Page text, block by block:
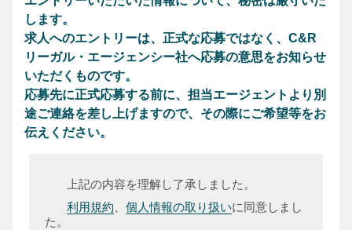
します。
求人へのエントリーは、正式な応募ではなく、C&R
リーガル・エージェンシー社へ応募の意思をお知らせ
いただくものです。
応募先に正式応募する前に、担当エージェントより別
途ご連絡を差し上げますので、その際にご希望等をお
伝えください。
上記の内容を理解し了承しました。
利用規約
個人情報の取り扱いに同意しまし
た。